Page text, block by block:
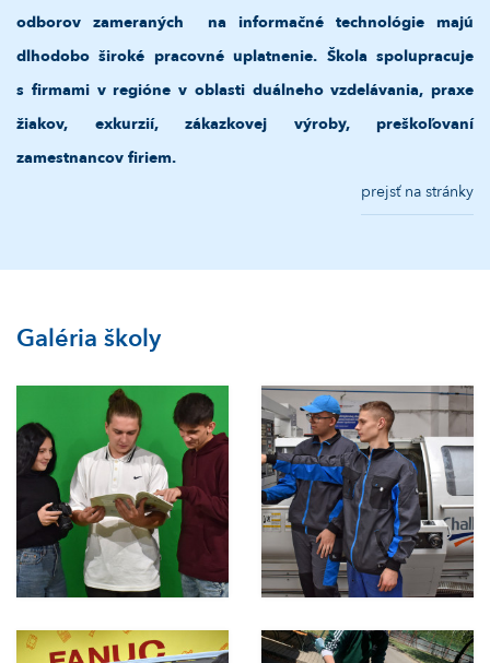
odborov zameraných na informačné technológie majú
dlhodobo široké pracovné uplatnenie. Škola spolupracuje
s firmami v regióne v oblasti duálneho vzdelávania, praxe
žiakov, exkurzií, zákazkovej výroby, preškoľovaní
zamestnancov firiem.
prejsť na stránky
Galéria školy